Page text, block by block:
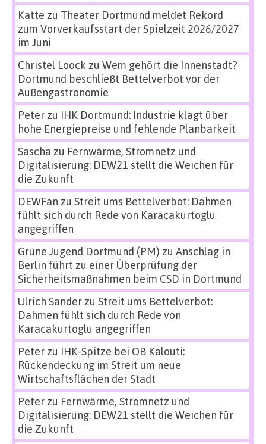
Katte zu Theater Dortmund meldet Rekord
zum Vorverkaufsstart der Spielzeit 2026/2027
im Juni
Christel Loock zu Wem gehört die Innenstadt?
Dortmund beschließt Bettelverbot vor der
Außengastronomie
Peterzu IHK Dortmund: Industrie klagt über
hohe Energiepreise und fehlende Planbarkeit
Sascha zu Fernwärme, Stromnetz und
Digitalisierung: DEW21 stellt die Weichen für
die Zukunft
DEWFan zu Streit ums Bettelverbot: Dahmen
fühlt sich durch Rede von Karacakurtoglu
angegriffen
Grüne Jugend Dortmund (PM) zu Anschlag in
Berlin führt zu einer Überprüfung der
Sicherheitsmaßnahmen beim CSD in Dortmund
Ulrich Sanderzu Streit ums Bettelverbot:
Dahmen fühlt sich durch Rede von
Karacakurtoglu angegriffen
Peterzu IHK-Spitze bei OB Kalouti:
Rückendeckung im Streit um neue
Wirtschaftsflächen der Stadt
Peterzu Fernwärme, Stromnetz und
Digitalisierung: DEW21 stellt die Weichen für
die Zukunft